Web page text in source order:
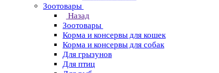
Зоотовары
Назад
Зоотовары
Корма и консервы для кошек
Корма и консервы для собак
Для грызунов
Для птиц